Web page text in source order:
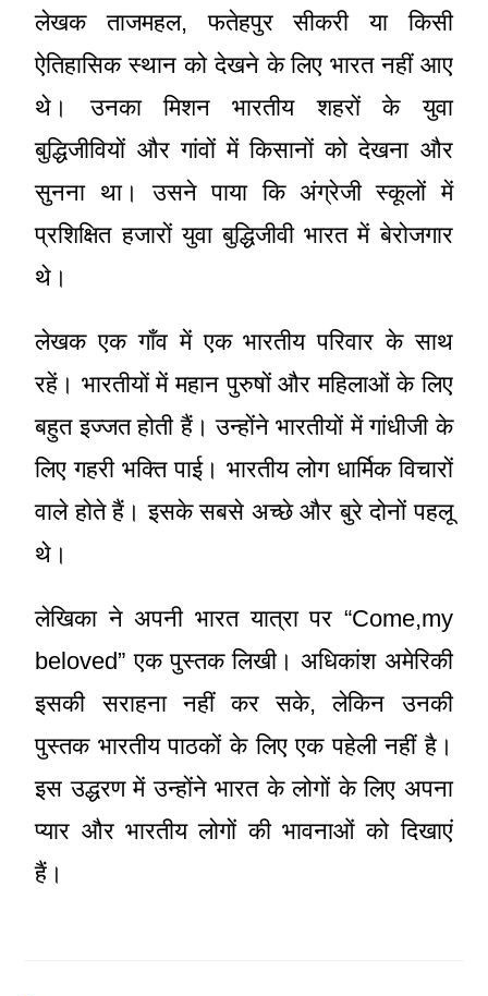
लेखक ताजमहल, फतेहपुर सीकरी या किसी
ऐतिहासिक स्थान को देखने के लिए भारत नहीं आए
थे। उनका मिशन भारतीय शहरों के युवा
बुद्धिजीवियों और गांवों में किसानों को देखना और
सुनना था। उसने पाया कि अंग्रेजी स्कूलों में
प्रशिक्षित हजारों युवा बुद्धिजीवी भारत में बेरोजगार
थे।
लेखक एक गाँव में एक भारतीय परिवार के साथ
रहें। भारतीयों में महान पुरुषों और महिलाओं के लिए
बहुत इज्जत होती हैं। उन्होंने भारतीयों में गांधीजी के
लिए गहरी भक्ति पाई। भारतीय लोग धार्मिक विचारों
वाले होते हैं। इसके सबसे अच्छे और बुरे दोनों पहलू
थे।
लेखिका ने अपनी भारत यात्रा पर “Come,my
beloved” एक पुस्तक लिखी। अधिकांश अमेरिकी
इसकी सराहना नहीं कर सके, लेकिन उनकी
पुस्तक भारतीय पाठकों के लिए एक पहेली नहीं है।
इस उद्धरण में उन्होंने भारत के लोगों के लिए अपना
प्यार और भारतीय लोगों की भावनाओं को दिखाएं
हैं।